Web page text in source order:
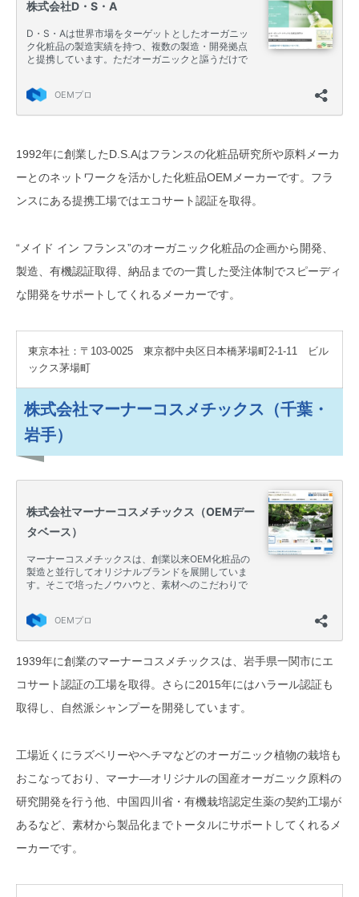
1992年に創業したD.S.Aはフランスの化粧品研究所や原料メーカ
ーとのネットワークを活かした化粧品OEMメーカーです。フラ
ンスにある提携工場ではエコサート認証を取得。
“メイド イン フランス”のオーガニック化粧品の企画から開発、
製造、有機認証取得、納品までの一貫した受注体制でスピーディ
な開発をサポートしてくれるメーカーです。
東京本社：〒103-0025 東京都中央区日本橋茅場町2-1-11 ビル
ックス茅場町
株式会社マーナーコスメチックス（千葉・
岩手）
1939年に創業のマーナーコスメチックスは、岩手県一関市にエ
コサート認証の工場を取得。さらに2015年にはハラール認証も
取得し、自然派シャンプーを開発しています。
工場近くにラズベリーやヘチマなどのオーガニック植物の栽培も
おこなっており、マーナ―オリジナルの国産オーガニック原料の
研究開発を行う他、中国四川省・有機栽培認定生薬の契約工場が
あるなど、素材から製品化までトータルにサポートしてくれるメ
ーカーです。